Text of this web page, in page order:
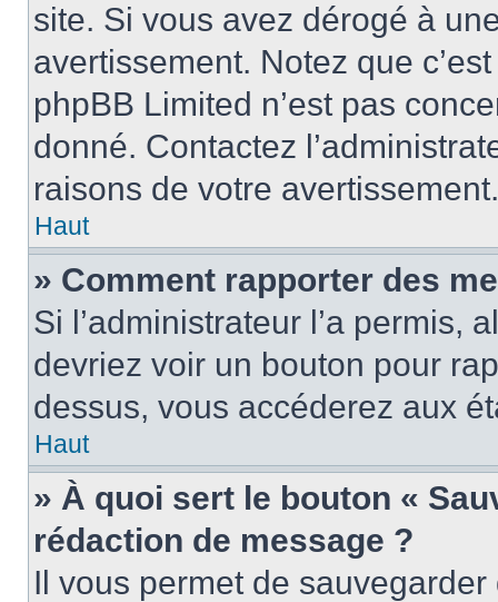
site. Si vous avez dérogé à
avertissement. Notez que
phpBB Limited n’est pas
donné. Contactez
raisons de votre avertissement.
Haut
» Comment rapporter des
Si l’administrateur l’a permis,
devriez voir un bouton pour
dessus, vous accéderez aux
Haut
» À quoi sert le bouton «
rédaction de message ?
Il vous permet de